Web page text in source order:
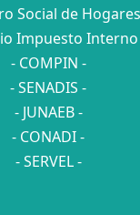
Social de
Impuesto Interno
- COMPIN -
- SENADIS -
- JUNAEB -
- CONADI -
- SERVEL -